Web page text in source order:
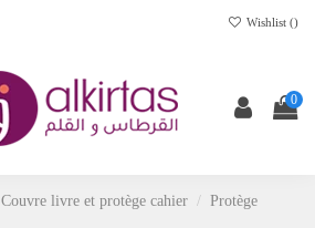
Wishlist ()
0
Couvre livre et protège cahier
Protège